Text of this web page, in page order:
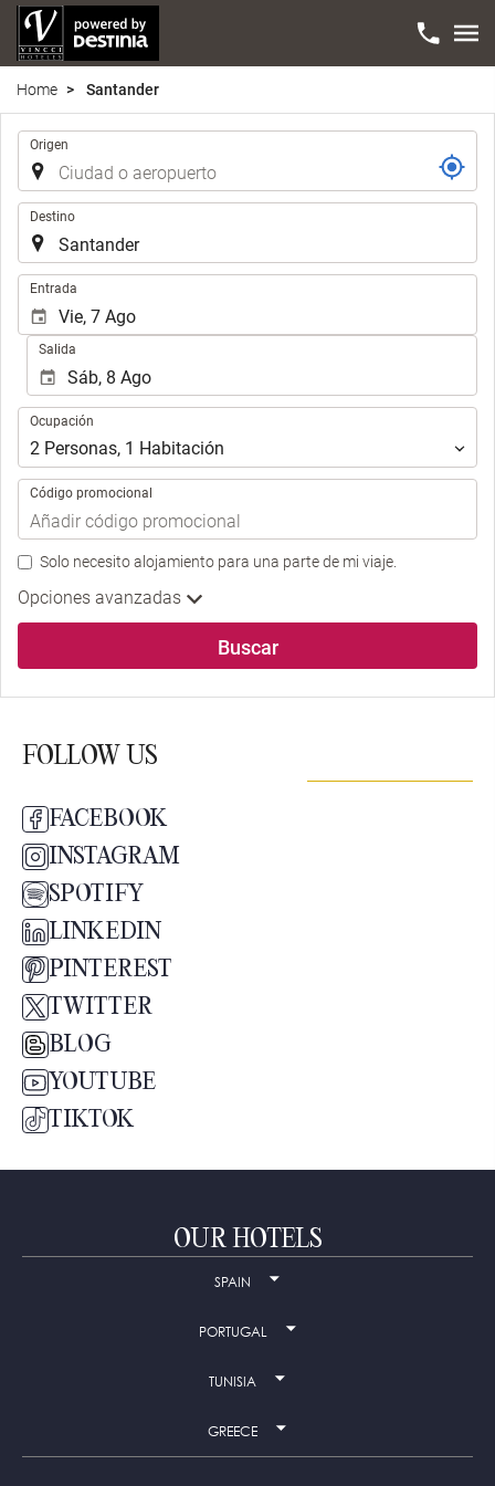
Home Santander
Trayecto
Origen
Destino
Entrada
Salida
Ocupación
Ocupación
2 Personas, 1 Habitación
Código promocional
Solo necesito alojamiento para una parte de mi viaje.
Opciones avanzadas
Buscar
FOLLOW US
FACEBOOK
INSTAGRAM
SPOTIFY
LINKEDIN
PINTEREST
TWITTER
BLOG
YOUTUBE
TIKTOK
OUR HOTELS
SPAIN
PORTUGAL
TUNISIA
GREECE